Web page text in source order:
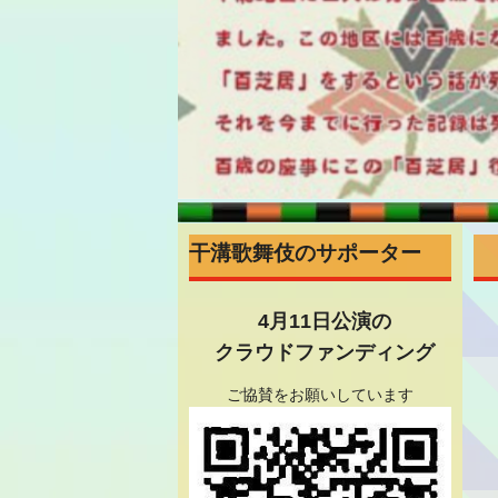
干溝歌舞伎のサポーター
4月11日公演の
クラウドファンディング
ご協賛をお願いしています